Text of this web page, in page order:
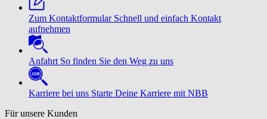
Zum Kontaktformular Schnell und einfach Kontakt
aufnehmen
Anfahrt So finden Sie den Weg zu uns
Karriere bei uns Starte Deine Karriere mit NBB
Für unsere Kunden